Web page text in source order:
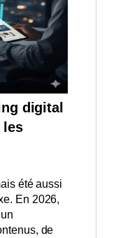
digital
les
été aussi
En 2026,
de